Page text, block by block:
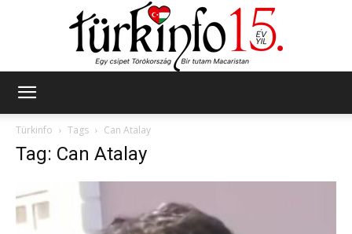
Türkinfo
Tags Can Atalay
Tag: Can Atalay